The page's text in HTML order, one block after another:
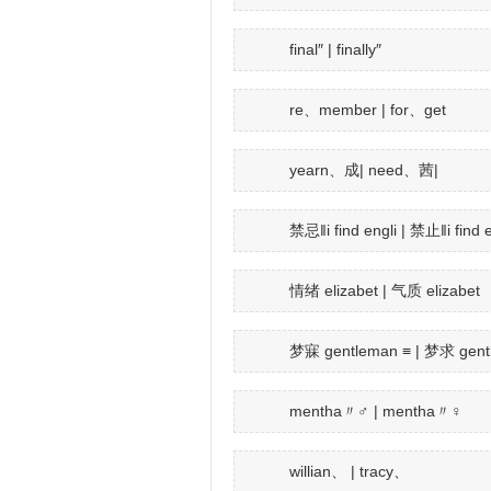
final″ | finally″
re、member | for、get
yearn、成| need、茜|
禁忌‖i find engli | 禁止‖i find
情绪 elizabet | 气质 elizabet
梦寐 gentleman ≡ | 梦求
mentha〃♂ | mentha〃♀
willian、 | tracy、